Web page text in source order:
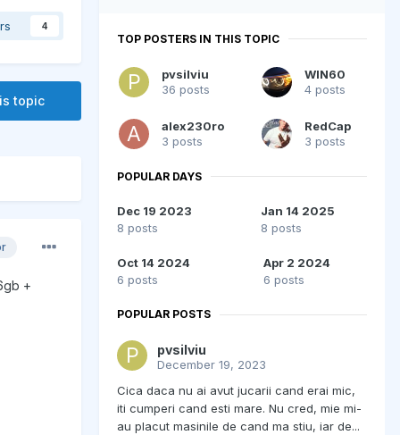
4
topic
+
TOP POSTERS IN THIS TOPIC
pvsilviu
36 posts
WIN60
4 posts
alex230ro
3 posts
RedCap
3 posts
POPULAR DAYS
Dec 19 2023
8 posts
Jan 14 2025
8 posts
Oct 14 2024
6 posts
Apr 2 2024
6 posts
POPULAR POSTS
pvsilviu
December 19, 2023
Cica daca nu ai avut jucarii cand erai mic,
iti cumperi cand esti mare. Nu cred, mie mi-
au placut masinile de cand ma stiu, iar de...